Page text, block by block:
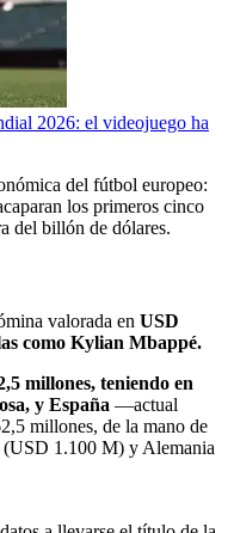
2026: el videojuego ha
del fútbol europeo:
los primeros cinco
del billón de dólares.
valorada en USD
como Kylian Mbappé.
millones, teniendo en
y España —actual
millones, de la mano de
(USD 1.100 M) y Alemania